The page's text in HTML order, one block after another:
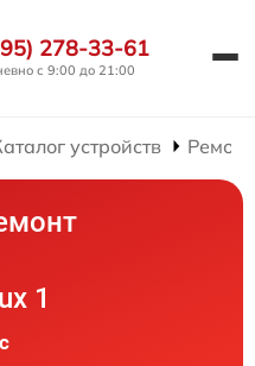
278-33-61
с 9:00 до 21:00
устройств
1